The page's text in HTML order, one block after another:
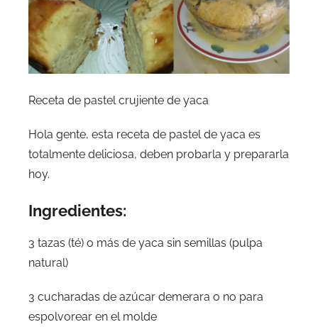
Receta de pastel crujiente de yaca
Hola gente, esta receta de pastel de yaca es
totalmente deliciosa, deben probarla y prepararla
hoy.
Ingredientes:
3 tazas (té) o más de yaca sin semillas (pulpa
natural)
3 cucharadas de azúcar demerara o no para
espolvorear en el molde